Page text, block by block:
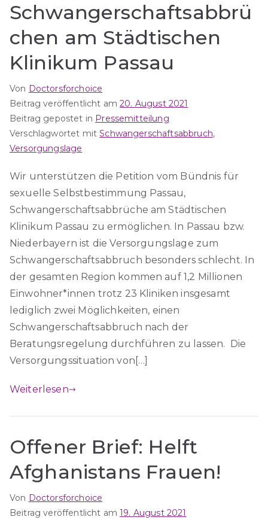
Schwangerschaftsabbrü
chen am Städtischen
Klinikum Passau
Von Doctorsforchoice
Beitrag veröffentlicht am20. August 2021
Beitrag gepostet in Pressemitteilung
Verschlagwortet mitSchwangerschaftsabbruch,
Versorgungslage
Wir unterstützen die Petition vom Bündnis für
sexuelle Selbstbestimmung Passau,
Schwangerschaftsabbrüche am Städtischen
Klinikum Passau zu ermöglichen. In Passau bzw.
Niederbayern ist die Versorgungslage zum
Schwangerschaftsabbruch besonders schlecht. In
der gesamten Region kommen auf 1,2 Millionen
Einwohner*innen trotz 23 Kliniken insgesamt
lediglich zwei Möglichkeiten, einen
Schwangerschaftsabbruch nach der
Beratungsregelung durchführen zu lassen. Die
Versorgungssituation von[…]
Weiterlesen
Offener Brief: Helft
Afghanistans Frauen!
Von Doctorsforchoice
Beitrag veröffentlicht am19. August 2021